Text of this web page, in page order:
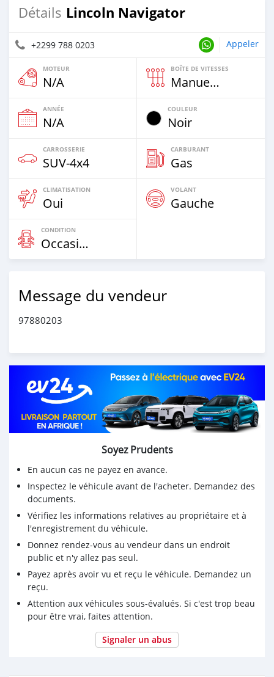
Détails Lincoln Navigator
+2299 788 0203 Appeler
MOTEUR
N/A
BOÎTE DE VITESSES
Manuelle
ANNÉE
N/A
COULEUR
Noir
CARROSSERIE
SUV‒4x4
CARBURANT
Gas
CLIMATISATION
Oui
VOLANT
Gauche
CONDITION
Occasion
Message du vendeur
97880203
Soyez Prudents
En aucun cas ne payez en avance.
Inspectez le véhicule avant de l'acheter. Demandez des
documents.
Vérifiez les informations relatives au propriétaire et à
l'enregistrement du véhicule.
Donnez rendez-vous au vendeur dans un endroit
public et n'y allez pas seul.
Payez après avoir vu et reçu le véhicule. Demandez un
reçu.
Attention aux véhicules sous-évalués. Si c'est trop beau
pour être vrai, faites attention.
Signaler un abus